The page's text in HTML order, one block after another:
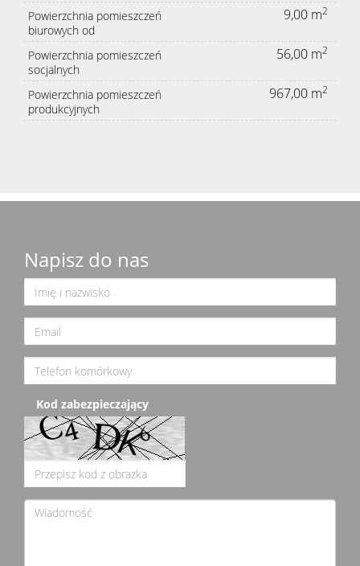
Powierzchnia pomieszczeń
biurowych od
9,00 m2
Powierzchnia pomieszczeń
socjalnych
56,00 m2
Powierzchnia pomieszczeń
produkcyjnych
967,00 m2
Napisz do nas
Kod zabezpieczający